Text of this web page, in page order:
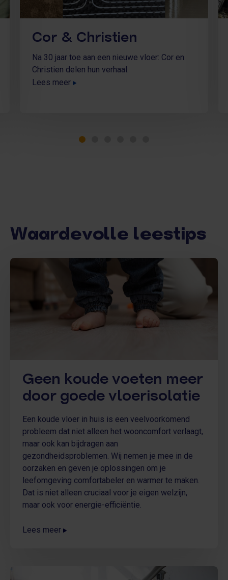
Cor & Christien
Na 30 jaar toe aan een nieuwe vloer: Cor en
Christien delen hun verhaal.
Lees meer
Waardevolle leestips
Geen koude voeten meer
door goede vloerisolatie
Een koude vloer in huis is een veelvoorkomend
probleem dat niet alleen het wooncomfort verlaagt,
maar ook kan bijdragen aan
gezondheidsproblemen. Wij nemen je mee in de
oorzaken en geven je oplossingen om je
leefomgeving comfortabeler en warmer te maken.
Dat is niet alleen cruciaal voor je eigen welzijn,
maar ook voor energie-efficiëntie.
Lees meer